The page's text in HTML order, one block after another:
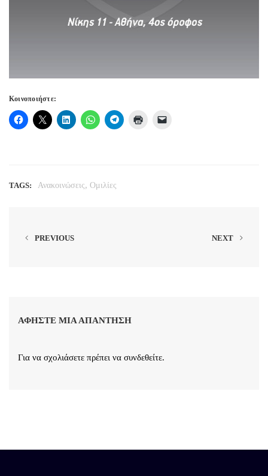
Κοινοποιήστε:
TAGS: Ανακοινώσεις, Ομιλίες
PREVIOUS NEXT
ΑΦΉΣΤΕ ΜΙΑ ΑΠΆΝΤΗΣΗ
Για να σχολιάσετε πρέπει να συνδεθείτε.